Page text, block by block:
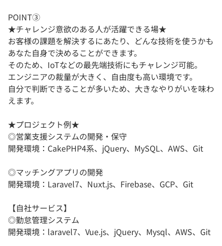
POINT③
★チャレンジ意欲のある人が活躍できる場★
お客様の課題を解決するにあたり、どんな技術を使うかも
あなた自身で決めることができます。
そのため、IoTなどの最先端技術にもチャレンジ可能。
エンジニアの裁量が大きく、自由度も高い環境です。
自分で判断できることが多いため、大きなやりがいを味わ
えます。
★プロジェクト例★
◎営業支援システムの開発・保守
開発環境：CakePHP4系、jQuery、MySQL、AWS、Git
◎マッチングアプリの開発
開発環境：Laravel7、Nuxt.js、Firebase、GCP、Git
【自社サービス】
◎勤怠管理システム
開発環境：laravel7、Vue.js、jQuery、Mysql、AWS、Git